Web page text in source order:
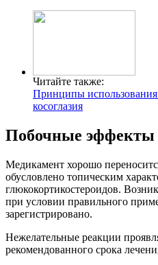
Читайте также:
Принципы
косоглазия
Побочные эффекты
Медикамент хорошо
обусловлено топическим
глюкокортикостероидов.
при условии правильного
зарегистрировано.
Нежелательные реакции
рекомендованного срока